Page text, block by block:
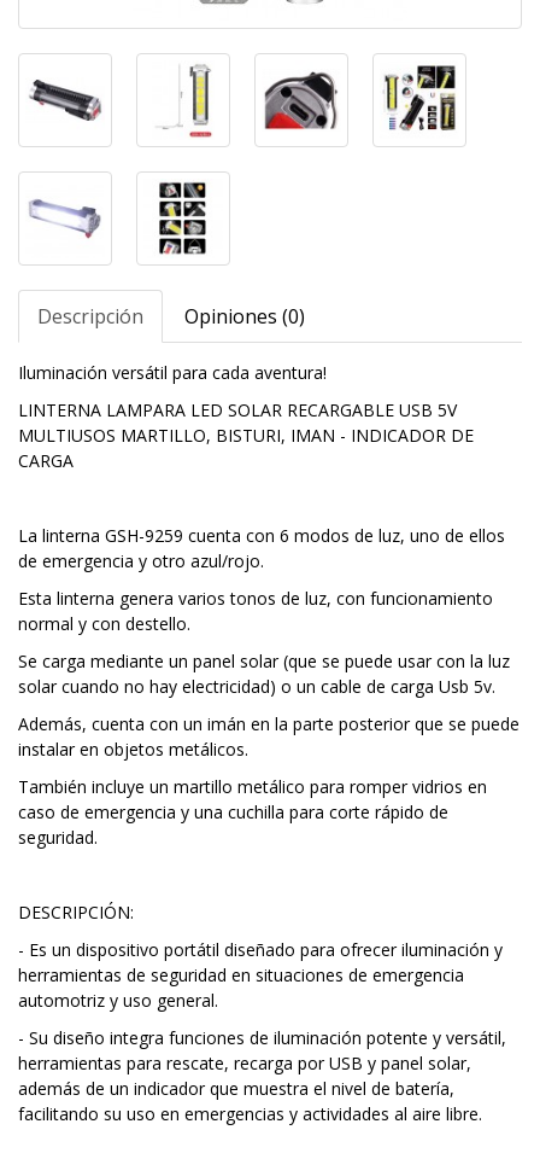
Descripción Opiniones (0)
Iluminación versátil para cada aventura!
LINTERNA LAMPARA LED SOLAR RECARGABLE USB 5V
MULTIUSOS MARTILLO, BISTURI, IMAN - INDICADOR DE
CARGA
La linterna GSH-9259 cuenta con 6 modos de luz, uno de ellos
de emergencia y otro azul/rojo.
Esta linterna genera varios tonos de luz, con funcionamiento
normal y con destello.
Se carga mediante un panel solar (que se puede usar con la luz
solar cuando no hay electricidad) o un cable de carga Usb 5v.
Además, cuenta con un imán en la parte posterior que se puede
instalar en objetos metálicos.
También incluye un martillo metálico para romper vidrios en
caso de emergencia y una cuchilla para corte rápido de
seguridad.
DESCRIPCIÓN:
- Es un dispositivo portátil diseñado para ofrecer iluminación y
herramientas de seguridad en situaciones de emergencia
automotriz y uso general.
- Su diseño integra funciones de iluminación potente y versátil,
herramientas para rescate, recarga por USB y panel solar,
además de un indicador que muestra el nivel de batería,
facilitando su uso en emergencias y actividades al aire libre.